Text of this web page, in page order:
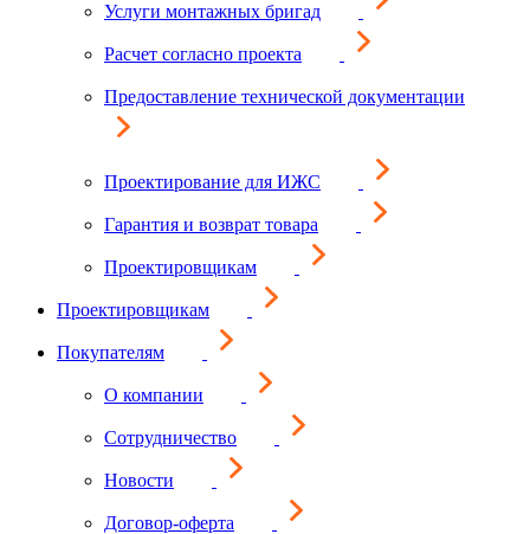
Услуги монтажных бригад
Расчет согласно проекта
Предоставление технической документации
Проектирование для ИЖС
Гарантия и возврат товара
Проектировщикам
Проектировщикам
Покупателям
О компании
Сотрудничество
Новости
Договор-оферта